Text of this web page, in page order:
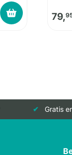
79,
Gratis